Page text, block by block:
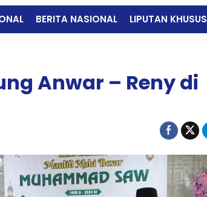
BERITA NASIONAL LIPUTAN KHUSUS
Anwar – Reny di